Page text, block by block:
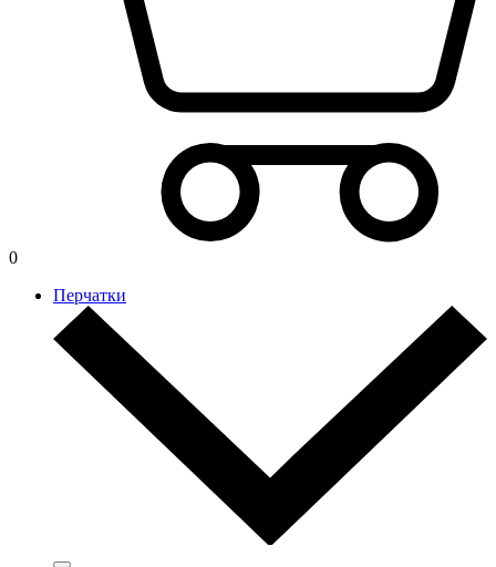
0
Перчатки